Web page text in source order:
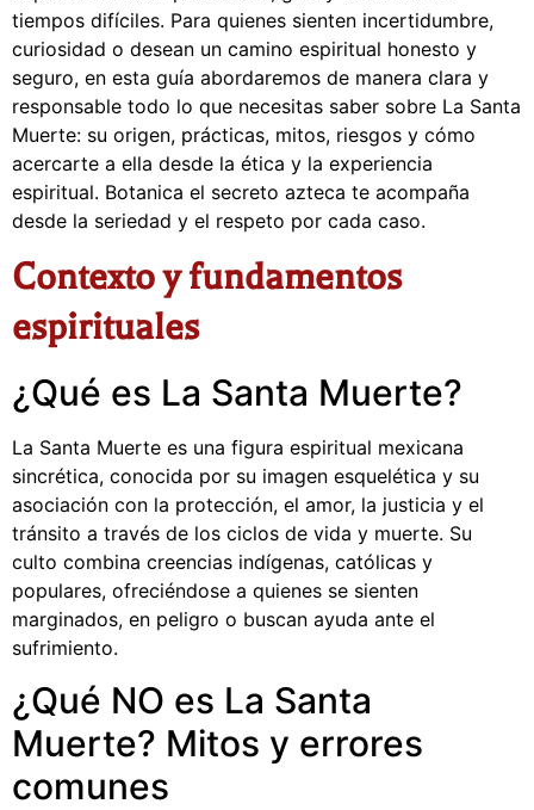
tiempos difíciles. Para quienes sienten incertidumbre,
curiosidad o desean un camino espiritual honesto y
seguro, en esta guía abordaremos de manera clara y
responsable todo lo que necesitas saber sobre La Santa
Muerte: su origen, prácticas, mitos, riesgos y cómo
acercarte a ella desde la ética y la experiencia
espiritual. Botanica el secreto azteca te acompaña
desde la seriedad y el respeto por cada caso.
Contexto y fundamentos
espirituales
¿Qué es La Santa Muerte?
La Santa Muerte es una figura espiritual mexicana
sincrética, conocida por su imagen esquelética y su
asociación con la protección, el amor, la justicia y el
tránsito a través de los ciclos de vida y muerte. Su
culto combina creencias indígenas, católicas y
populares, ofreciéndose a quienes se sienten
marginados, en peligro o buscan ayuda ante el
sufrimiento.
¿Qué NO es La Santa
Muerte? Mitos y errores
comunes